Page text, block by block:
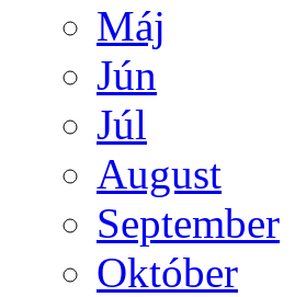
Máj
Jún
Júl
August
September
Október